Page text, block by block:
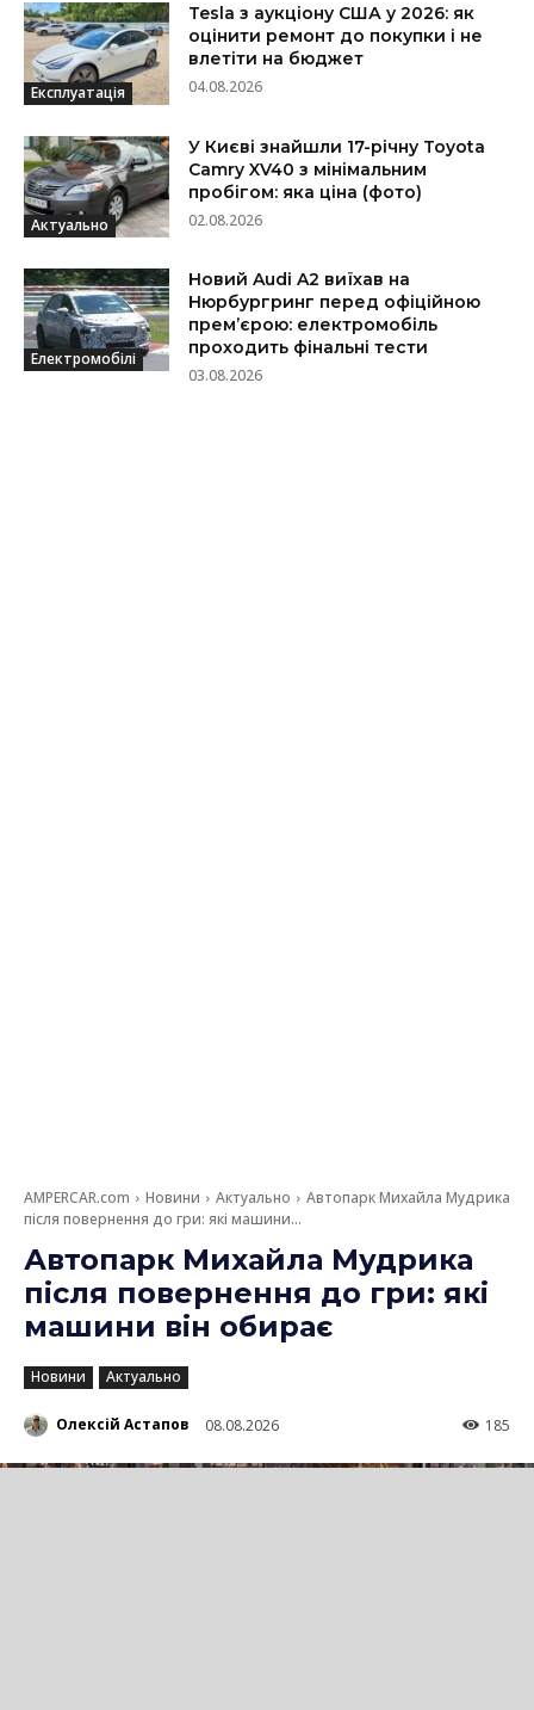
Експлуатація
Tesla з аукціону США у 2026: як
оцінити ремонт до покупки і не
влетіти на бюджет
04.08.2026
Актуально
У Києві знайшли 17-річну Toyota
Camry XV40 з мінімальним
пробігом: яка ціна (фото)
02.08.2026
Електромобілі
Новий Audi A2 виїхав на
Нюрбургринг перед офіційною
прем’єрою: електромобіль
проходить фінальні тести
03.08.2026